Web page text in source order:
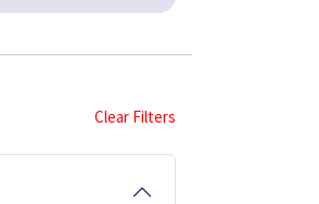
Clear Filters